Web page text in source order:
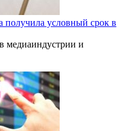
условный срок в
медиаиндустрии и